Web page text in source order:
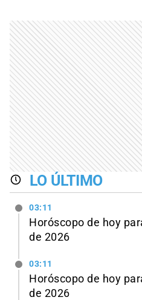
LO ÚLTIMO
03:11
Horóscopo de hoy
de 2026
03:11
Horóscopo de hoy
de 2026